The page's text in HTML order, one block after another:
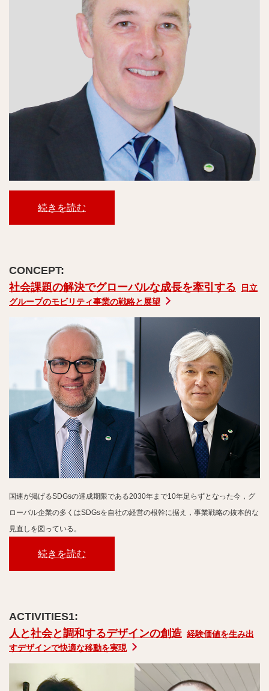
続きを読む
社会課題の解決でグローバルな成長を牽引する
日立
グループのモビリティ事業の戦略と展望
国連が掲げるSDGsの達成期限である2030年まで10年足らずとなった今，グ
ローバル企業の多くはSDGsを自社の経営の根幹に据え，事業戦略の抜本的な
見直しを図っている。
続きを読む
人と社会と調和するデザインの創造 経験価値を生み出
すデザインで快適な移動を実現